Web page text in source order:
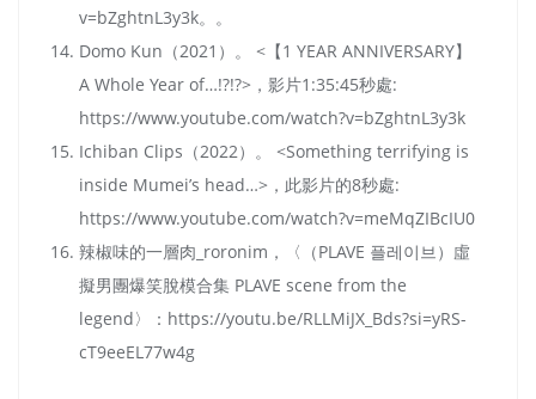
v=bZghtnL3y3k。。
Domo Kun（2021）。 <【1 YEAR ANNIVERSARY】
A Whole Year of…!?!?>，影片1:35:45秒處:
https://www.youtube.com/watch?v=bZghtnL3y3k
Ichiban Clips（2022）。 <Something terrifying is
inside Mumei’s head…>，此影片的8秒處:
https://www.youtube.com/watch?v=meMqZIBcIU0
辣椒味的一層肉_roronim，〈（PLAVE 플레이브）虛
擬男團爆笑脫模合集 PLAVE scene from the
legend〉：https://youtu.be/RLLMiJX_Bds?si=yRS-
cT9eeEL77w4g